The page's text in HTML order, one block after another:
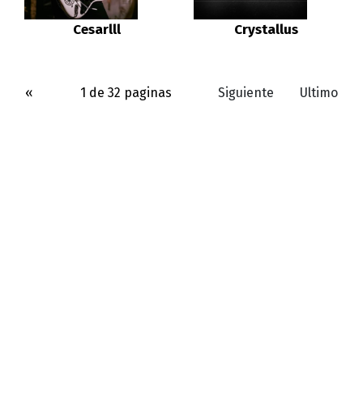
Cesarlll Crystallus
« 1 de 32 paginas Siguiente Ultimo